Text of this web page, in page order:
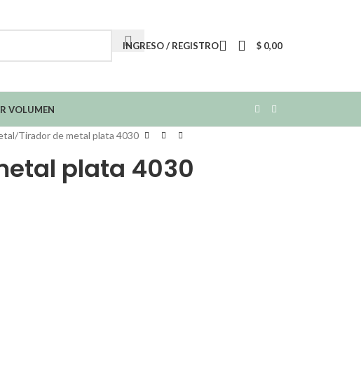
INGRESO / REGISTRO $ 0,00
VOLUMEN
Tirador de metal plata 4030
plata 4030